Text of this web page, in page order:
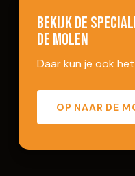
Bekijk de
de Molen
Daar kun je ook
OP NAAR DE